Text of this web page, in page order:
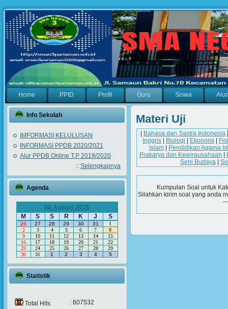
Home PPID Profil Guru Siswa
Info Sekolah
IMFORMASI KELULUSAN
INFORMASI PPDB 2020/2021
Alur PPDB Online T.P 2019/2020
:: Selengkapnya
Agenda
08 August 2026
M
S S R K J S
26 27 28 29 30 31
1
2
3 4 5 6 7
8
9
10 11 12 13 14
15
16
17 18 19 20 21
22
23
24 25 26 27 28
29
30
31 1 2 3 4 5
Statistik
Total Hits
: 607532
Materi Uji
| Bahasa dan Sastra Indonesia
Inggris | Biologi | Ekonomi |
Islam | Pendidikan Agama
Prakarya dan Kewirausahaan |
Seni Budaya |
Kumpulan Soal untuk
Silahkan kirim soal yang anda